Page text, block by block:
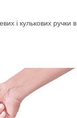
і кулькових ручки в